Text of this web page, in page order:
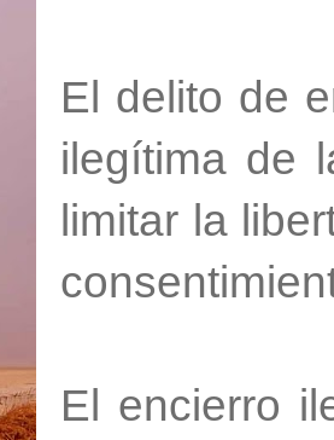
El delito de
ilegítima de
limitar la
El encierro